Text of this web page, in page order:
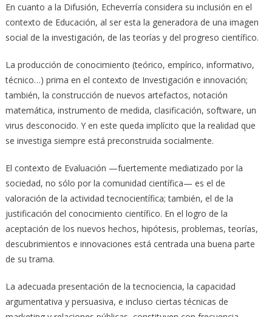
En cuanto a la Difusión, Echeverría considera su inclusión en el
contexto de Educación, al ser esta la generadora de una imagen
social de la investigación, de las teorías y del progreso científico.
La producción de conocimiento (teórico, empírico, informativo,
técnico…) prima en el contexto de Investigación e innovación;
también, la construcción de nuevos artefactos, notación
matemática, instrumento de medida, clasificación, software, un
virus desconocido. Y en este queda implícito que la realidad que
se investiga siempre está preconstruida socialmente.
El contexto de Evaluación —fuertemente mediatizado por la
sociedad, no sólo por la comunidad científica— es el de
valoración de la actividad tecnocientífica; también, el de la
justificación del conocimiento científico. En el logro de la
aceptación de los nuevos hechos, hipótesis, problemas, teorías,
descubrimientos e innovaciones está centrada una buena parte
de su trama.
La adecuada presentación de la tecnociencia, la capacidad
argumentativa y persuasiva, e incluso ciertas técnicas de